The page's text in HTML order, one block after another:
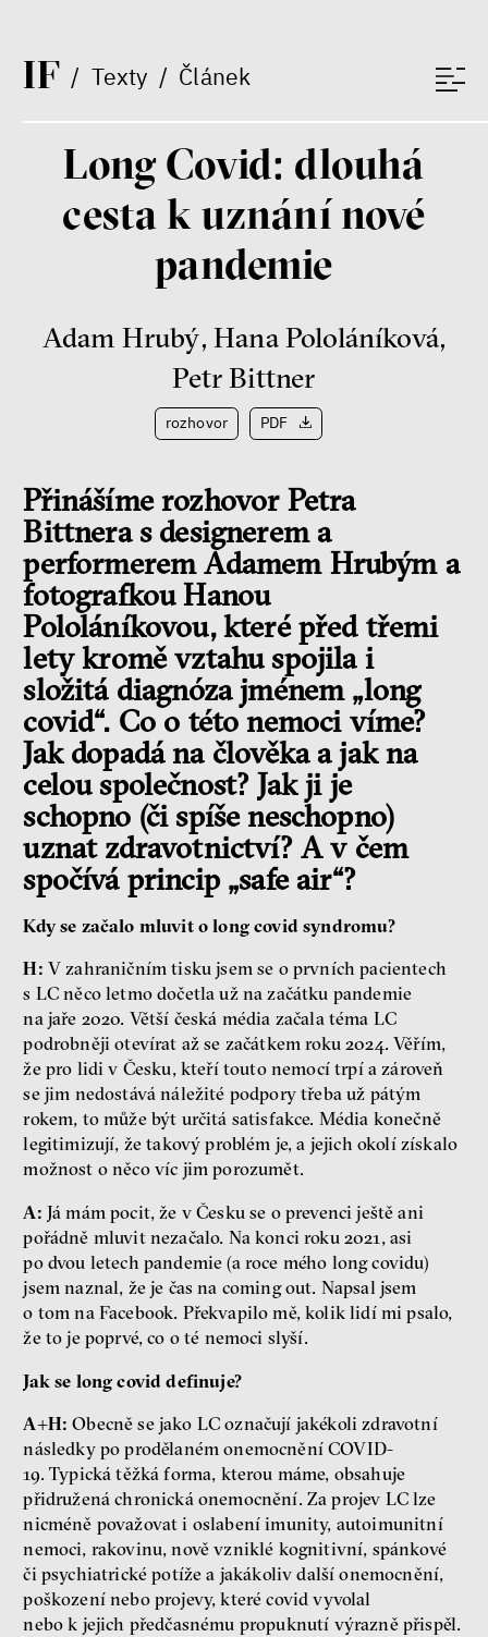
IF/ Texty / Článek
Long Covid: dlouhá
cesta k uznání nové
pandemie
Adam Hrubý, Hana Pololáníková,
Petr Bittner
rozhovor PDF
Přinášíme rozhovor Petra
Bittnera s designerem a
performerem Adamem Hrubým a
fotografkou Hanou
Pololáníkovou, které před třemi
lety kromě vztahu spojila i
složitá diagnóza jménem „long
covid“. Co o této nemoci víme?
Jak dopadá na člověka a jak na
celou společnost? Jak ji je
schopno (či spíše neschopno)
uznat zdravotnictví? A v čem
spočívá princip „safe air“?
Kdy se začalo mluvit o long covid syndromu?
H: V zahraničním tisku jsem se o prvních pacientech
s LC něco letmo dočetla už na začátku pandemie
na jaře 2020. Větší česká média začala téma LC
podrobněji otevírat až se začátkem roku 2024. Věřím,
že pro lidi v Česku, kteří touto nemocí trpí a zároveň
se jim nedostává náležité podpory třeba už pátým
rokem, to může být určitá satisfakce. Média konečně
legitimizují, že takový problém je, a jejich okolí získalo
možnost o něco víc jim porozumět.
A: Já mám pocit, že v Česku se o prevenci ještě ani
pořádně mluvit nezačalo. Na konci roku 2021, asi
po dvou letech pandemie (a roce mého long covidu)
jsem naznal, že je čas na coming out. Napsal jsem
o tom na Facebook. Překvapilo mě, kolik lidí mi psalo,
že to je poprvé, co o té nemoci slyší.
Jak se long covid definuje?
A+H: Obecně se jako LC označují jakékoli zdravotní
následky po prodělaném onemocnění COVID-
19. Typická těžká forma, kterou máme, obsahuje
přidružená chronická onemocnění. Za projev LC lze
nicméně považovat i oslabení imunity, autoimunitní
nemoci, rakovinu, nově vzniklé kognitivní, spánkové
či psychiatrické potíže a jakákoliv další onemocnění,
poškození nebo projevy, které covid vyvolal
nebo k jejich předčasnému propuknutí výrazně přispěl.